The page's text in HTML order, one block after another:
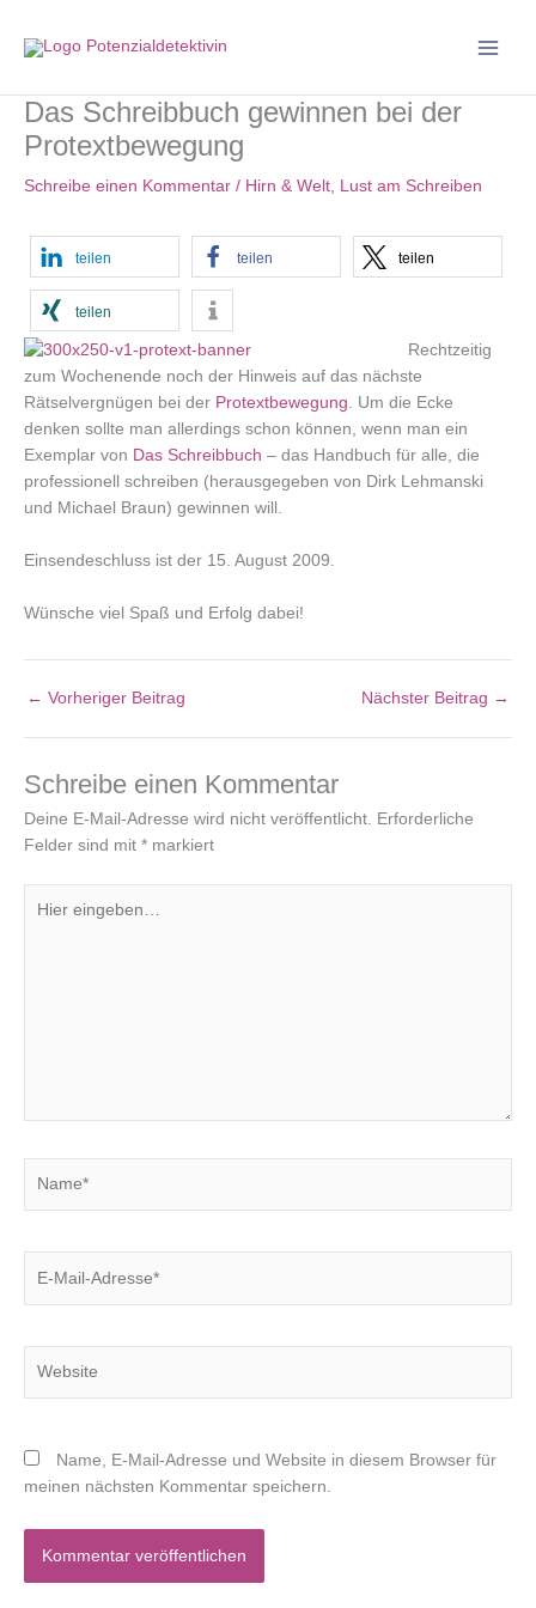
Inhalt
Das Schreibbuch gewinnen bei der
Protextbewegung
Schreibe einen Kommentar / Hirn & Welt, Lust am Schreiben
teilen teilen teilen
teilen
Rechtzeitig
zum Wochenende noch der Hinweis auf das nächste
Rätselvergnügen bei der Protextbewegung. Um die Ecke
denken sollte man allerdings schon können, wenn man ein
Exemplar von Das Schreibbuch – das Handbuch für alle, die
professionell schreiben (herausgegeben von Dirk Lehmanski
und Michael Braun) gewinnen will.
Einsendeschluss ist der 15. August 2009.
Wünsche viel Spaß und Erfolg dabei!
← Vorheriger Beitrag Nächster Beitrag →
Schreibe einen Kommentar
Deine E-Mail-Adresse wird nicht veröffentlicht. Erforderliche
Felder sind mit * markiert
eingeben…
Mail-
Name, E-Mail-Adresse und Website in diesem Browser für
meinen nächsten Kommentar speichern.